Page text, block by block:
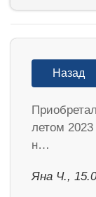
Назад
летом
н…
Яна Ч.,